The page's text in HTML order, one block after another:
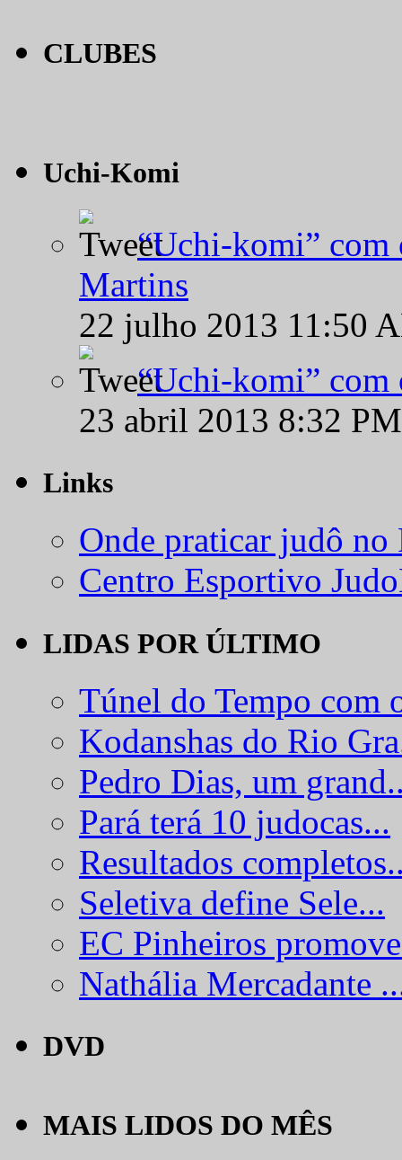
CLUBES
Uchi-Komi
“Uchi-komi” com
Martins
22 julho 2013 11:50
“Uchi-komi” com
23 abril 2013 8:32
Links
Onde praticar judô
Centro Esportivo
LIDAS POR ÚLTIMO
Túnel do Tempo com
Kodanshas do Rio
Pedro Dias, um
Pará terá 10 judocas...
Resultados
Seletiva define Sele...
EC Pinheiros
Nathália Mercadante
DVD
MAIS LIDOS DO MÊS